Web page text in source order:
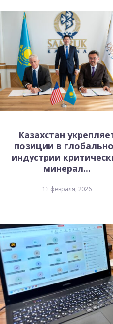
Казахстан
позиции в
индустрии
минерал...
13 февраля, 2026